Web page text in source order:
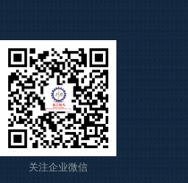
关注企业微信